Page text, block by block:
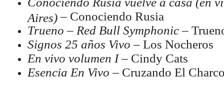
Aires) – Conociendo Rusia
Trueno – Red Bull Symphonic–
Signos 25 años Vivo – Los Nocheros
En vivo volumen I– Cindy Cats
Esencia En Vivo – Cruzando El